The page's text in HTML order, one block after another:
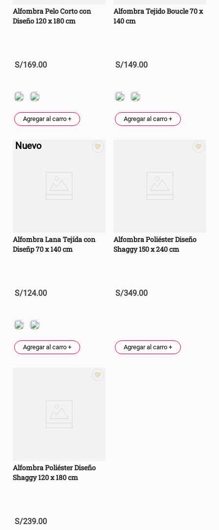
Alfombra Pelo Corto con
Diseño 120 x 180 cm
S/169.00
Agregar al carro +
Alfombra Tejido Boucle 70 x
140 cm
S/149.00
Agregar al carro +
Nuevo
Alfombra Lana Tejída con
Diseñp 70 x 140 cm
S/124.00
Agregar al carro +
Alfombra Poliéster Diseño
Shaggy 150 x 240 cm
S/349.00
Agregar al carro +
Alfombra Poliéster Diseño
Shaggy 120 x 180 cm
S/239.00